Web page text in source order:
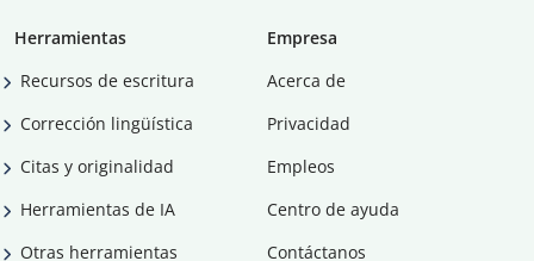
Herramientas
Recursos de escritura
Corrección lingüística
Citas y originalidad
Herramientas de IA
Otras herramientas
Empresa
Acerca de
Privacidad
Empleos
Centro de ayuda
Contáctanos